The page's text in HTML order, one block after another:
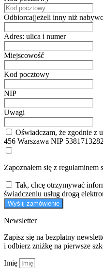
Odbiorca(jeżeli inny niż
Adres: ulica i numer
Miejscowość
Kod pocztowy
NIP
Uwagi
Oświadczam, że zgodnie z
456 Warszawa NIP
Zapoznałem się z
Tak, chcę otrzymywać
świadczeniu usług drogą
Wyślij zamówienie
Newsletter
Zapisz się na bezpłatny
i odbierz zniżkę na pierwsze
Imię